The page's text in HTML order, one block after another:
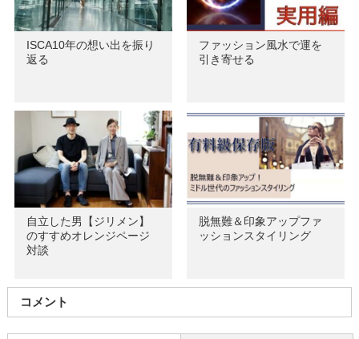
ISCA10年の想い出を振り
返る
ファッション風水で運を
引き寄せる
自立した男【ジリメン】
のすすめオレンジページ
対談
脱無難＆印象アップファ
ッションスタイリング
コメント